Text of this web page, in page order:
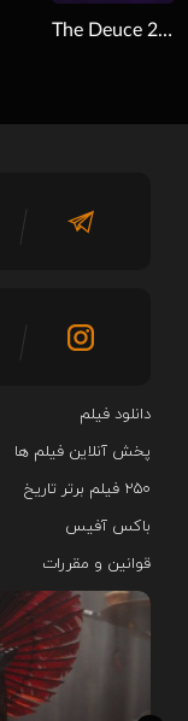
The Deuce 2017
دانلود فیلم
پخش آنلاین فیلم ها
۲۵۰ فیلم برتر تاریخ
باکس آفیس
قوانین و مقررات